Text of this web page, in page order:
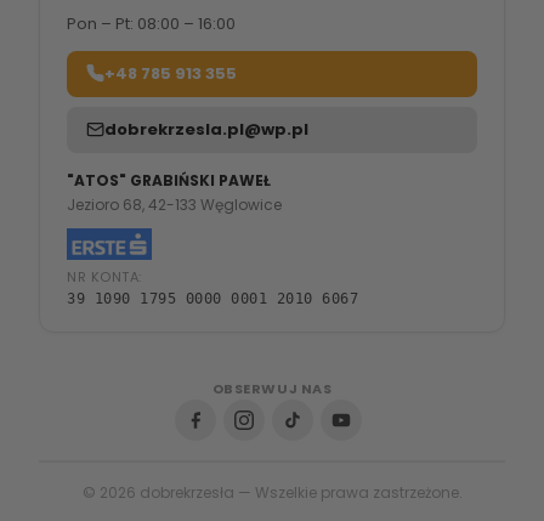
Pon – Pt: 08:00 – 16:00
+48 785 913 355
dobrekrzesla.pl@wp.pl
"ATOS" GRABIŃSKI PAWEŁ
Jezioro 68, 42-133 Węglowice
NR KONTA:
39 1090 1795 0000 0001 2010 6067
OBSERWUJ NAS
© 2026 dobrekrzesła — Wszelkie prawa zastrzeżone.